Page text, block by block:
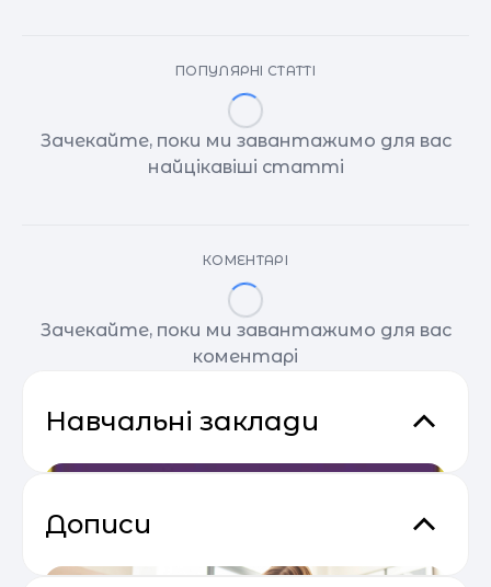
ПОПУЛЯРНІ СТАТТІ
Зачекайте, поки ми завантажимо для вас
найцікавіші статті
КОМЕНТАРІ
Зачекайте, поки ми завантажимо для вас
коментарі
Навчальні заклади
Дописи